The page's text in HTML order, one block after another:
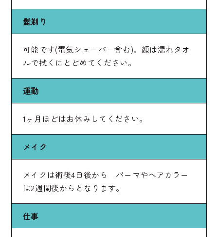
髭剃り
可能です(電気シェーバー含む)。顔は濡れタオ
ルで拭くにとどめてください。
運動
1ヶ月ほどはお休みしてください。
メイク
メイクは術後4日後から パーマやヘアカラー
は2週間後からとなります。
仕事